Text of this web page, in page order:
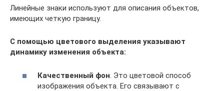
Линейные знаки используют для описания объектов,
имеющих четкую границу.
С помощью цветового выделения указывают
динамику изменения объекта:
Качественный фон. Это цветовой способ
изображения объекта. Его связывают с